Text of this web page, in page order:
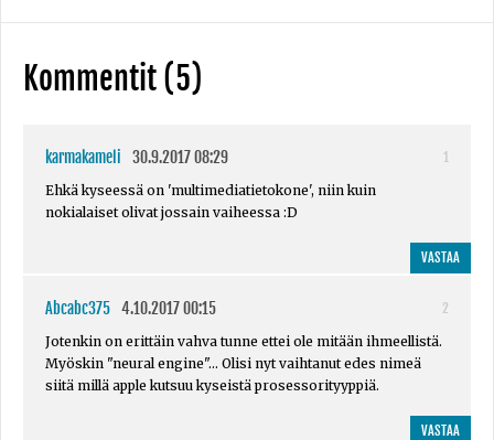
Kommentit (5)
karmakameli 30.9.2017 08:29
1
Ehkä kyseessä on 'multimediatietokone', niin kuin
nokialaiset olivat jossain vaiheessa :D
VASTAA
Abcabc375 4.10.2017 00:15
2
Jotenkin on erittäin vahva tunne ettei ole mitään ihmeellistä.
Myöskin "neural engine"... Olisi nyt vaihtanut edes nimeä
siitä millä apple kutsuu kyseistä prosessorityyppiä.
VASTAA